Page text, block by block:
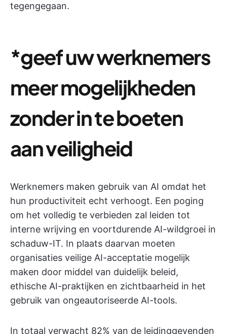
tegengegaan.
*geef uw werknemers
meer mogelijkheden
zonder in te boeten
aan veiligheid
Werknemers maken gebruik van AI omdat het
hun productiviteit echt verhoogt. Een poging
om het volledig te verbieden zal leiden tot
interne wrijving en voortdurende AI-wildgroei in
schaduw-IT. In plaats daarvan moeten
organisaties veilige AI-acceptatie mogelijk
maken door middel van duidelijk beleid,
ethische AI-praktijken en zichtbaarheid in het
gebruik van ongeautoriseerde AI-tools.
In totaal verwacht 82% van de leidinggevenden